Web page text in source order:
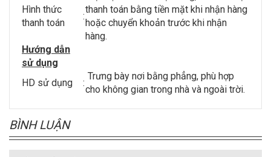
Hình thức
thanh toán
:
thanh toán bằng tiền mặt khi nhận hàng
hoặc chuyển khoản trước khi nhận
hàng.
Hướng dẫn
sử dụng
HD sử dụng
:
Trưng bày nơi bằng phẳng, phù hợp
cho không gian trong nhà và ngoài trời.
BÌNH LUẬN